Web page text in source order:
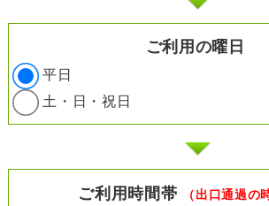
ご利用の曜日
平日
土・日・祝日
ご利用時間帯 （出口通過の